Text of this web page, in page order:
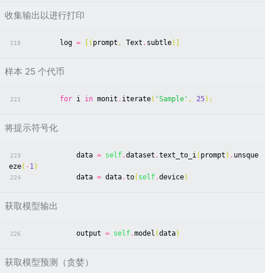
收集输出以进行打印
219 log = [( prompt , Text . subtle)]
样本 25 个代币
221 for i in monit . iterate( 'Sample' , 25):
将提示符号化
223 data = self.dataset .text_to_i( prompt ) . unsque
eze( -1)
224 data = data.to( self.device)
获取模型输出
226 output = self.model (data)
获取模型预测（贪婪）